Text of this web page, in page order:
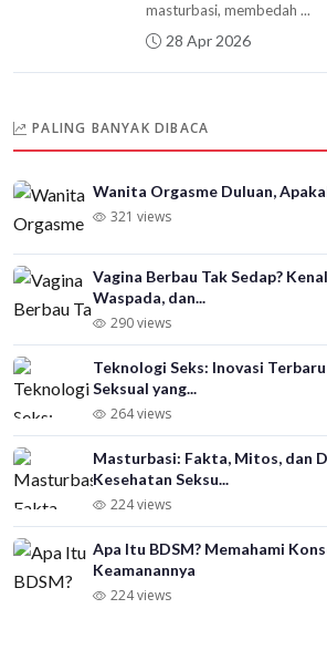
masturbasi, membedah ...
28 Apr 2026
PALING BANYAK DIBACA
Wanita Orgasme Duluan,
321 views
Vagina Berbau Tak Sedap?
Waspada, dan...
290 views
Teknologi Seks: Inovasi
Seksual yang...
264 views
Masturbasi: Fakta, Mitos, dan
Kesehatan Seksu...
224 views
Apa Itu BDSM? Memahami
Keamanannya
224 views